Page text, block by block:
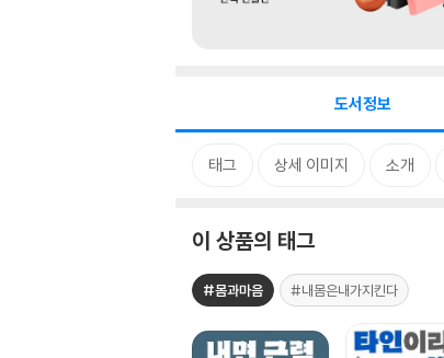
도서정보
태그 상세 이미지 소개
이 상품의 태그
#몸과마음 #내몸은내가지킨다